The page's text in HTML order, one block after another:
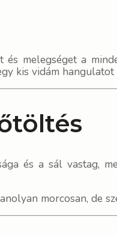
melegséget a
kis vidám hangulatot
és a sál vastag,
morcosan, de